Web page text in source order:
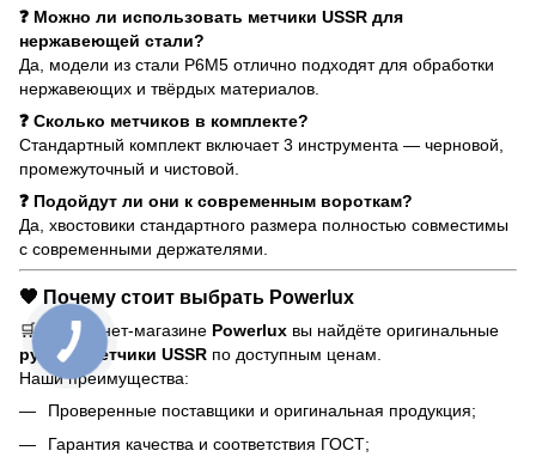
❓ Можно ли использовать метчики USSR для
нержавеющей стали?
Да, модели из стали Р6М5 отлично подходят для обработки
нержавеющих и твёрдых материалов.
❓ Сколько метчиков в комплекте?
Стандартный комплект включает 3 инструмента — черновой,
промежуточный и чистовой.
❓ Подойдут ли они к современным вороткам?
Да, хвостовики стандартного размера полностью совместимы
с современными держателями.
🧡 Почему стоит выбрать Powerlux
🛒 В интернет-магазине Powerlux вы найдёте оригинальные
ручные метчики USSR по доступным ценам.
Наши преимущества:
Проверенные поставщики и оригинальная продукция;
Гарантия качества и соответствия ГОСТ;